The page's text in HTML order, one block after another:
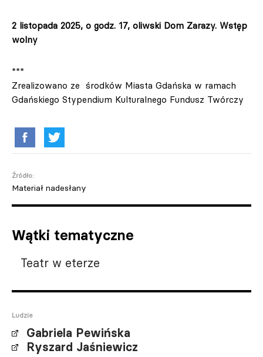
2 listopada 2025, o godz. 17, oliwski Dom Zarazy. Wstęp
wolny
***
Zrealizowano ze środków Miasta Gdańska w ramach
Gdańskiego Stypendium Kulturalnego Fundusz Twórczy
Źródło:
Materiał nadesłany
Wątki tematyczne
Teatr w eterze
Ludzie
Gabriela Pewińska
Ryszard Jaśniewicz